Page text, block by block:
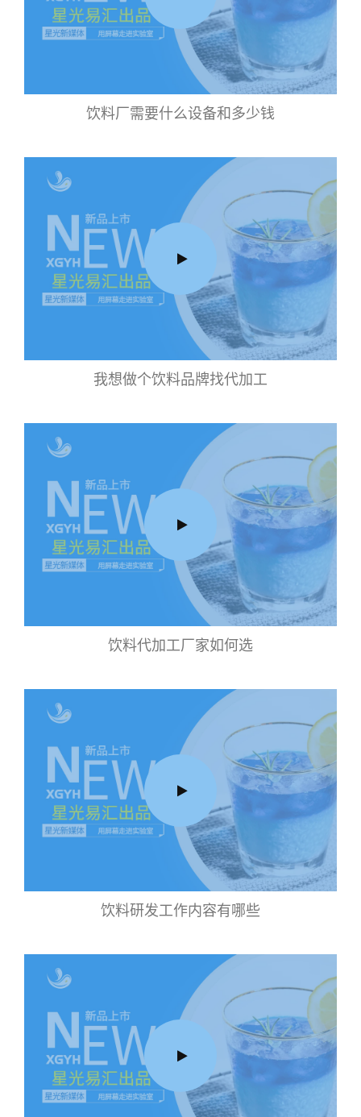
饮料厂需要什么设备和多少钱
我想做个饮料品牌找代加工
饮料代加工厂家如何选
饮料研发工作内容有哪些